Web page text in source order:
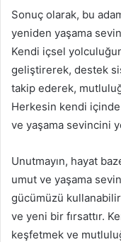
Sonuç olarak, bu
yeniden yaşama
Kendi içsel
geliştirerek, destek
takip ederek,
Herkesin kendi
ve yaşama sevincini
Unutmayın, hayat
umut ve yaşama
gücümüzü
ve yeni bir fırsattır.
keşfetmek ve